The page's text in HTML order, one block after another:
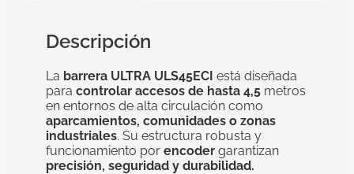
Descripción
La barrera ULTRA ULS45ECI está diseñada
para controlar accesos de hasta 4,5 metros
en entornos de alta circulación como
aparcamientos, comunidades o zonas
industriales. Su estructura robusta y
funcionamiento por encoder garantizan
precisión, seguridad y durabilidad.